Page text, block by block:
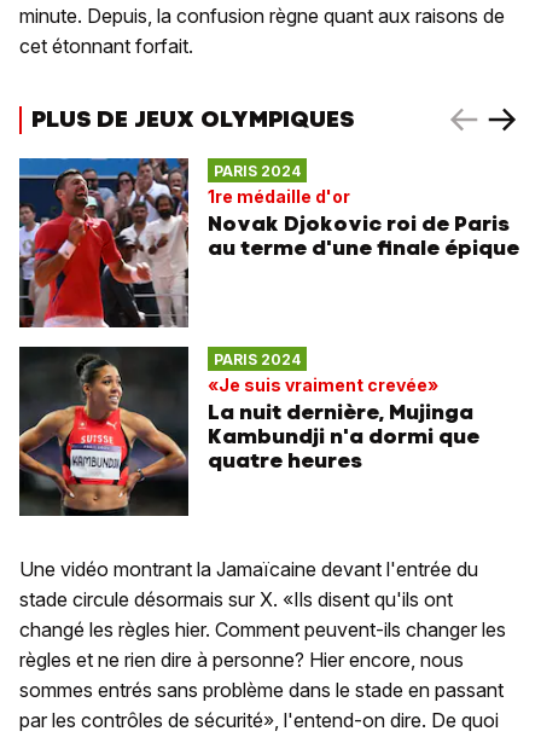
minute. Depuis, la confusion règne quant aux raisons de
cet étonnant forfait.
PLUS DE JEUX OLYMPIQUES
PARIS 2024
1re médaille d'or
Novak Djokovic roi de Paris
au terme d'une finale épique
PARIS 2024
«Je suis vraiment crevée»
La nuit dernière, Mujinga
Kambundji n'a dormi que
quatre heures
Une vidéo montrant la Jamaïcaine devant l'entrée du
stade circule désormais sur X. «Ils disent qu'ils ont
changé les règles hier. Comment peuvent-ils changer les
règles et ne rien dire à personne? Hier encore, nous
sommes entrés sans problème dans le stade en passant
par les contrôles de sécurité», l'entend-on dire. De quoi